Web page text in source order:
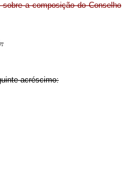
a composição do Conselho
acréscimo: